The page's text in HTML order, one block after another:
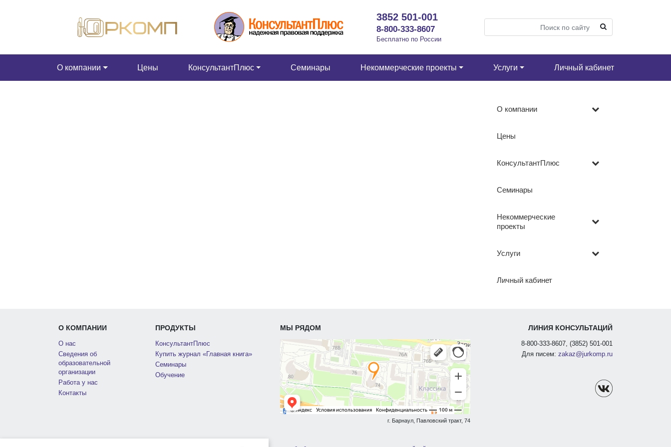
3852 501-001
8-800-333-8607
Бесплатно по России
О компании Цены КонсультантПлюс Семинары Некоммерческие проекты Услуги Личный кабинет
О компании
Цены
КонсультантПлюс
Семинары
Некоммерческие
проекты
Услуги
Личный кабинет
О КОМПАНИИ
О нас
Сведения об
образовательной
организации
Работа у нас
Контакты
ПРОДУКТЫ
КонсультантПлюс
Купить журнал «Главная книга»
Семинары
Обучение
МЫ РЯДОМ
г. Барнаул, Павловский тракт, 74
ЛИНИЯ КОНСУЛЬТАЦИЙ
8-800-333-8607, (3852) 501-001
Для писем: zakaz@jurkomp.ru